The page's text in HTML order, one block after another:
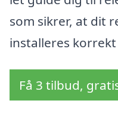
som sikrer, at dit
installeres
Få 3 tilbud,